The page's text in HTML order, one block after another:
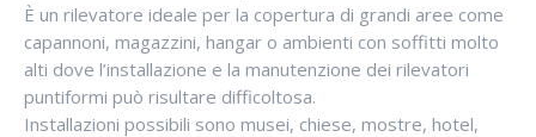
È un rilevatore ideale per la copertura di grandi aree come
capannoni, magazzini, hangar o ambienti con soffitti molto
alti dove l’installazione e la manutenzione dei rilevatori
puntiformi può risultare difficoltosa.
Installazioni possibili sono musei, chiese, mostre, hotel,